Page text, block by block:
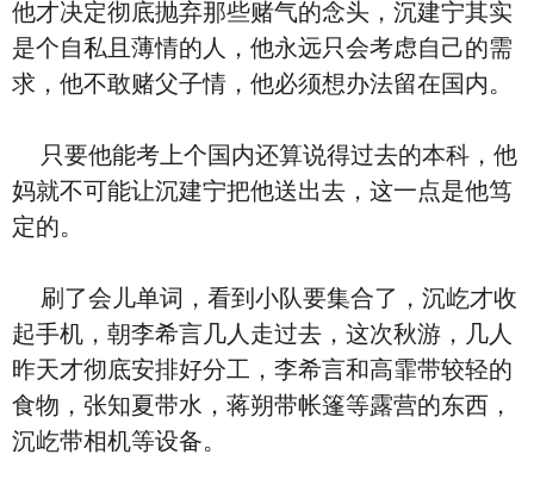
他才决定彻底抛弃那些赌气的念头，沉建宁其实
是个自私且薄情的人，他永远只会考虑自己的需
求，他不敢赌父子情，他必须想办法留在国内。
只要他能考上个国内还算说得过去的本科，他
妈就不可能让沉建宁把他送出去，这一点是他笃
定的。
刷了会儿单词，看到小队要集合了，沉屹才收
起手机，朝李希言几人走过去，这次秋游，几人
昨天才彻底安排好分工，李希言和高霏带较轻的
食物，张知夏带水，蒋朔带帐篷等露营的东西，
沉屹带相机等设备。